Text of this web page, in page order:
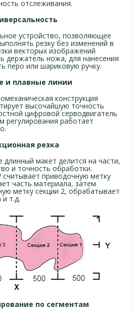
отслеживания.
устройство, позволяющее
резку без изменений в
векторых изображений
держатель ножа, для нанесения
перо или шариковую ручку.
и плавные линии
конструкция
высочайшую точность
цифровой серводвигатель
регулирования работает
резка
длинный макет делится на части,
и точность обработки.
считывает приводочную метку
часть материала, затем
метку секции 2, обрабатывает
т.д.
по сегментам